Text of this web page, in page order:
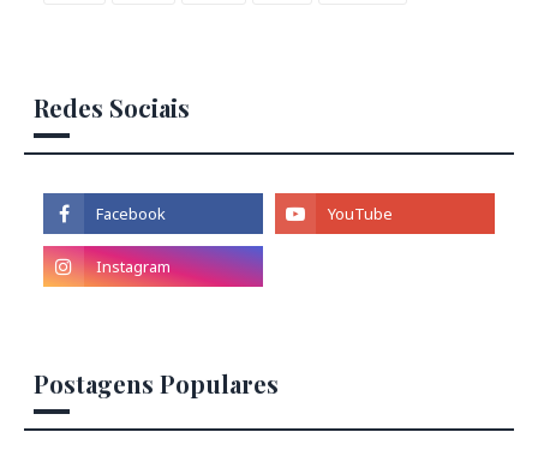
Redes Sociais
Postagens Populares